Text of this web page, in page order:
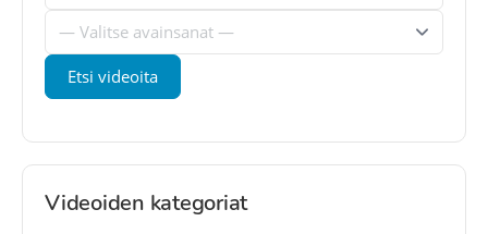
Videoiden kategoriat